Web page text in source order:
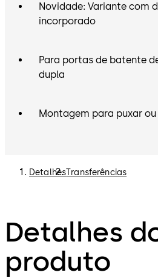
Novidade: Variante com
incorporado
Para portas de batente
dupla
Montagem para puxar
DetalhesTransferências
Detalhes
produto